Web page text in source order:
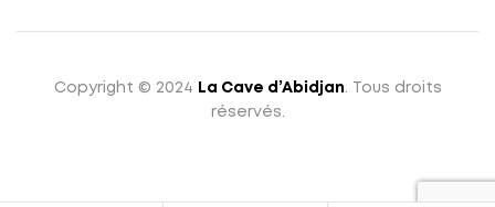
Copyright © 2024 La Cave d’Abidjan . Tous droits
réservés.